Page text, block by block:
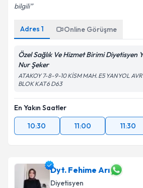
bilgili
Adres 1 Online Görüşme
Özel Sağlık Ve Hizmet Birimi Diyetisyen
Nur Şeker
ATAKOY 7-8-9-10 KİSM MAH. E5 YANYOL
BLOK KAT6 D63
En Yakın Saatler
10:30
11:00 11:30
Dyt. Fehime Arı
Diyetisyen